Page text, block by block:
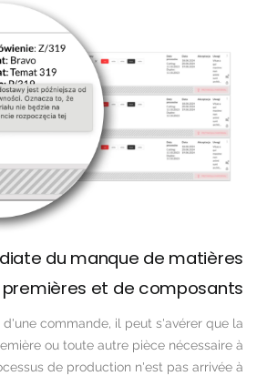
du manque de matières
premières et de composants
commande, il peut s'avérer que la
ou toute autre pièce nécessaire à
de production n'est pas arrivée à